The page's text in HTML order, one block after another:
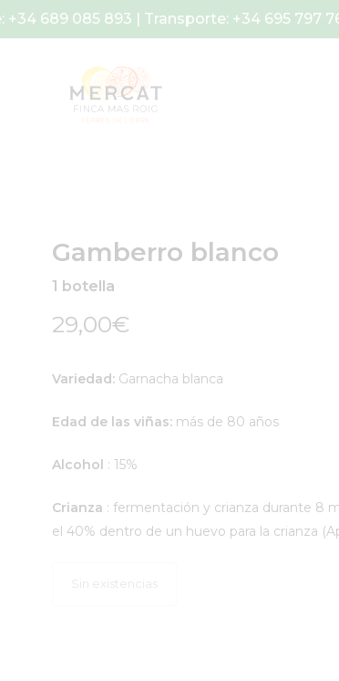
+34 689 085 893 | Transporte: +34 695 797
Gamberro blanco
1 botella
29,00€
Variedad: Garnacha blanca
Edad de las viñas: más de 80 años
Alcohol : 15%
Crianza : fermentación y crianza durante 8
el 40% dentro de un huevo para la crianza
Sin existencias